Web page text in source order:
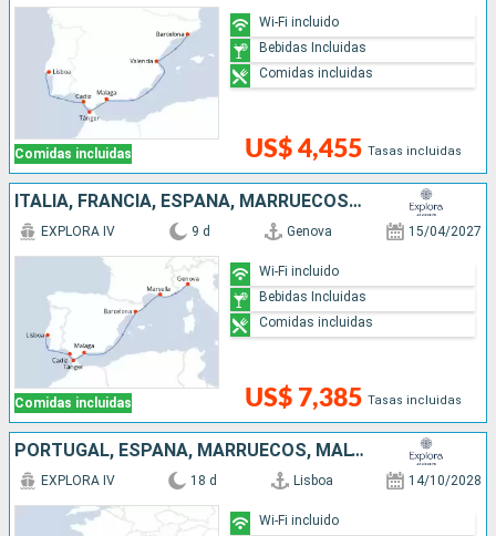
Comidas incluidas US$ 4,455 Tasas incluidas
Wi-Fi incluido
Bebidas Incluidas
Comidas incluidas
ITALIA, FRANCIA, ESPAÑA, MARRUECOS, PORTUGAL
Comidas incluidas
EXPLORA IV 9 d Genova 15/04/2027
US$ 7,385 Tasas incluidas
Wi-Fi incluido
Bebidas Incluidas
Comidas incluidas
PORTUGAL, ESPAÑA, MARRUECOS, MALTA, ITALIA, MONTENEGRO, ESLOVENIA
EXPLORA IV 18 d Lisboa 14/10/2028
Wi-Fi incluido